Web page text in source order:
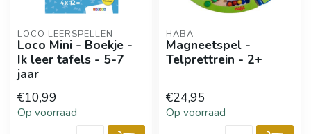
LOCO LEERSPELLEN
Loco Mini - Boekje -
Ik leer tafels - 5-7
jaar
€10,99
Op voorraad
HABA
Magneetspel -
Telprettrein - 2+
€24,95
Op voorraad